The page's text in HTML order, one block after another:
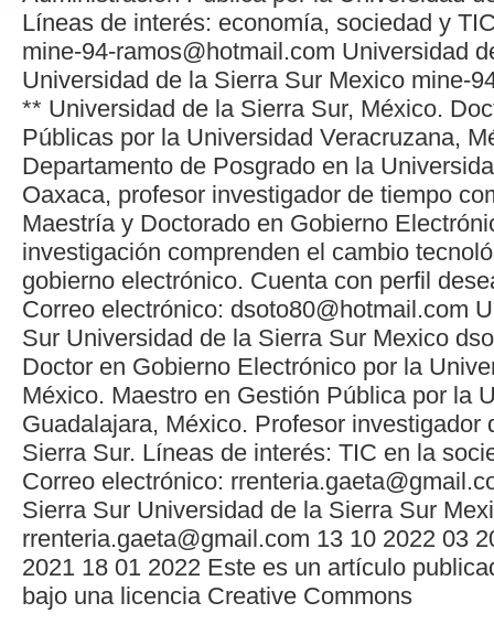
Líneas de interés: economía, sociedad y
mine-94-ramos@hotmail.com Universidad
Universidad de la Sierra Sur Mexico mine-
** Universidad de la Sierra Sur, México.
Públicas por la Universidad Veracruzana,
Departamento de Posgrado en la
Oaxaca, profesor investigador de tiempo
Maestría y Doctorado en Gobierno
investigación comprenden el cambio
gobierno electrónico. Cuenta con perfil
Correo electrónico: dsoto80@hotmail.com
Sur Universidad de la Sierra Sur Mexico
Doctor en Gobierno Electrónico por la
México. Maestro en Gestión Pública por la
Guadalajara, México. Profesor investigador
Sierra Sur. Líneas de interés: TIC en la
Correo electrónico:
Sierra Sur Universidad de la Sierra Sur
rrenteria.gaeta@gmail.com 13 10 2022 03
2021 18 01 2022 Este es un artículo
bajo una licencia Creative Commons